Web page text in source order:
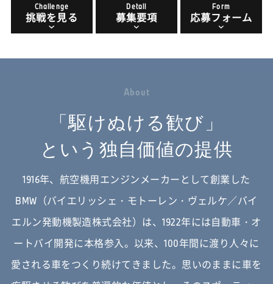
Challenge
挑戦を見る
Detail
募集要項
Form
応募フォーム
About
「駆けぬける歓び」
という独自価値の提供
1916年、航空機用エンジンメーカーとして創業した
BMW（バイエリッシェ・モトーレン・ヴェルケ／バイ
エルン発動機製造株式会社）は、1922年には自動車・オ
ートバイ開発に本格参入。以来、100年間に渡り人々に
愛される車をつくり続けてきました。 思いのままに車を